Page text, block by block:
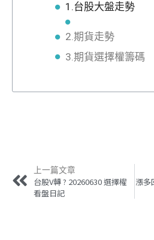
1.台股大盤走勢
2.期貨走勢
3.期貨選擇權籌碼
上一篇文章
台股V轉 ? 20260630 選擇權
看盤日記
漲多